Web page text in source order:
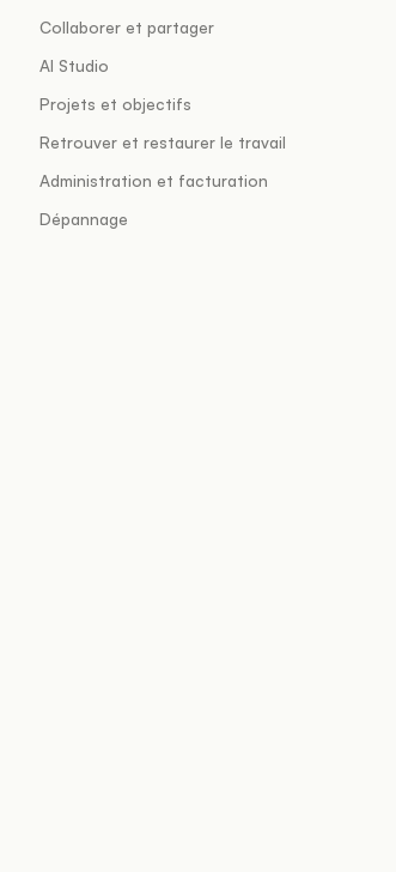
Collaborer et partager
AI Studio
Projets et objectifs
Retrouver et restaurer le travail
Administration et facturation
Dépannage